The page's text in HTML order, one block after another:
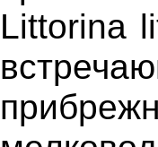
Littorina